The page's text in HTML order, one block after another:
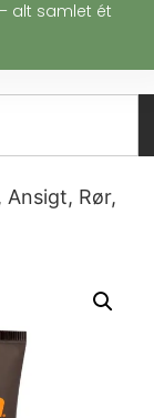
alt samlet ét
Ansigt, Rør,